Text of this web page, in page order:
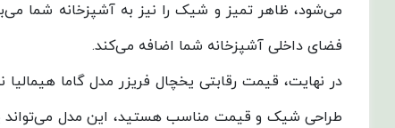
می‌شود، ظاهر تمیز و شیک را نیز به آشپزخانه شما
فضای داخلی آشپزخانه شما اضافه می‌کند.
در نهایت، قیمت رقابتی یخچال فریزر مدل گاما
طراحی شیک و قیمت مناسب هستید، این مدل می‌تواند